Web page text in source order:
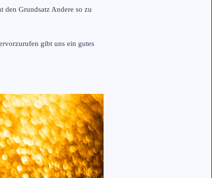
den Grundsatz Andere so zu
gibt uns ein gutes